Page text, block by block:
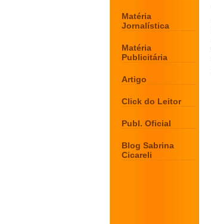
Matéria
Jornalística
Matéria
Publicitária
Artigo
Click do Leitor
Publ. Oficial
Blog Sabrina
Cicareli